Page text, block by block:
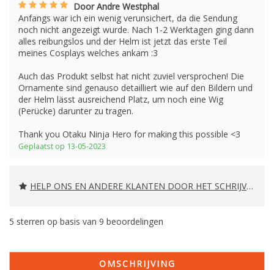
Door Andre Westphal
Anfangs war ich ein wenig verunsichert, da die Sendung
noch nicht angezeigt wurde. Nach 1-2 Werktagen ging dann
alles reibungslos und der Helm ist jetzt das erste Teil
meines Cosplays welches ankam :3
Auch das Produkt selbst hat nicht zuviel versprochen! Die
Ornamente sind genauso detailliert wie auf den Bildern und
der Helm lässt ausreichend Platz, um noch eine Wig
(Perücke) darunter zu tragen.
Thank you Otaku Ninja Hero for making this possible <3
Geplaatst op 13-05-2023
HELP ONS EN ANDERE KLANTEN DOOR HET SCHRIJVEN VAN EEN REVIEW
5 sterren op basis van 9 beoordelingen
OMSCHRIJVING